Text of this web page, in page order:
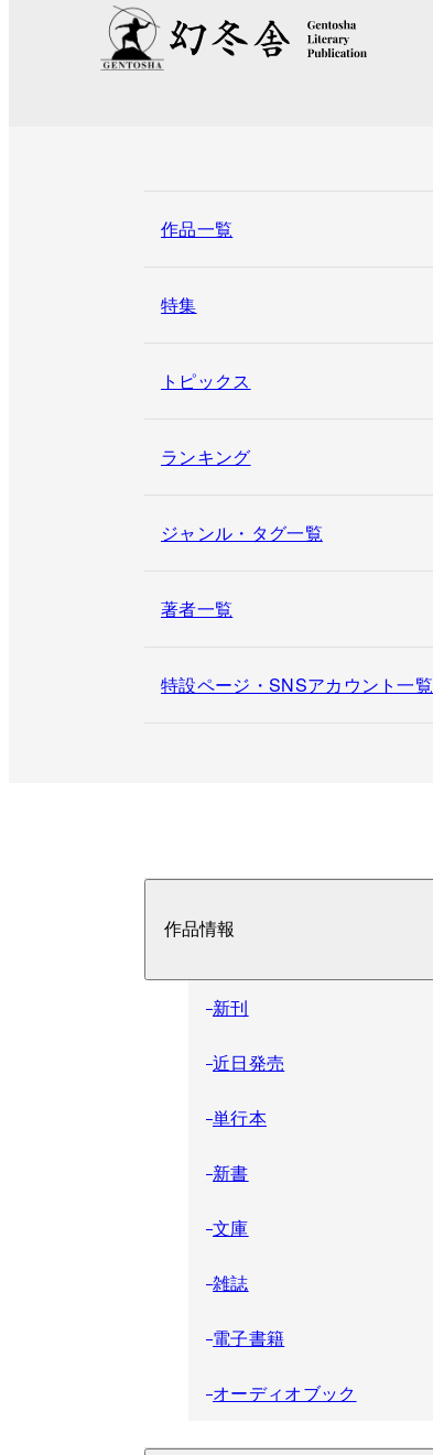
作品一覧
特集
トピックス
ランキング
ジャンル・タグ一覧
著者一覧
特設ページ・SNSアカウント一覧
作品情報
新刊
近日発売
単行本
新書
文庫
雑誌
電子書籍
オーディオブック